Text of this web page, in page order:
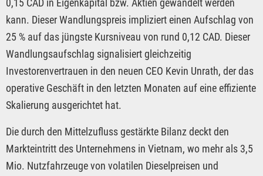
0,15 CAD in Eigenkapital bzw. Aktien gewandelt werden
kann. Dieser Wandlungspreis impliziert einen Aufschlag von
25 % auf das jüngste Kursniveau von rund 0,12 CAD. Dieser
Wandlungsaufschlag signalisiert gleichzeitig
Investorenvertrauen in den neuen CEO Kevin Unrath, der das
operative Geschäft in den letzten Monaten auf eine effiziente
Skalierung ausgerichtet hat.
Die durch den Mittelzufluss gestärkte Bilanz deckt den
Markteintritt des Unternehmens in Vietnam, wo mehr als 3,5
Mio. Nutzfahrzeuge von volatilen Dieselpreisen und